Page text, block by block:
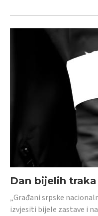
Dan bijelih traka
„Građani srpske
izvjesiti bijele zastave i